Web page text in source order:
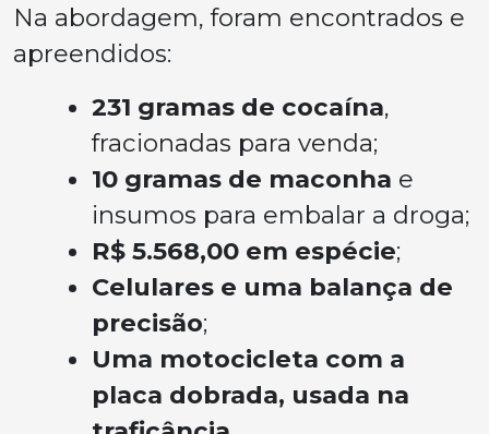
Na abordagem, foram encontrados e
apreendidos:
231 gramas de cocaína,
fracionadas para venda;
10 gramas de maconha e
insumos para embalar a droga;
R$ 5.568,00 em espécie;
Celulares e uma balança de
precisão;
Uma motocicleta com a
placa dobrada, usada na